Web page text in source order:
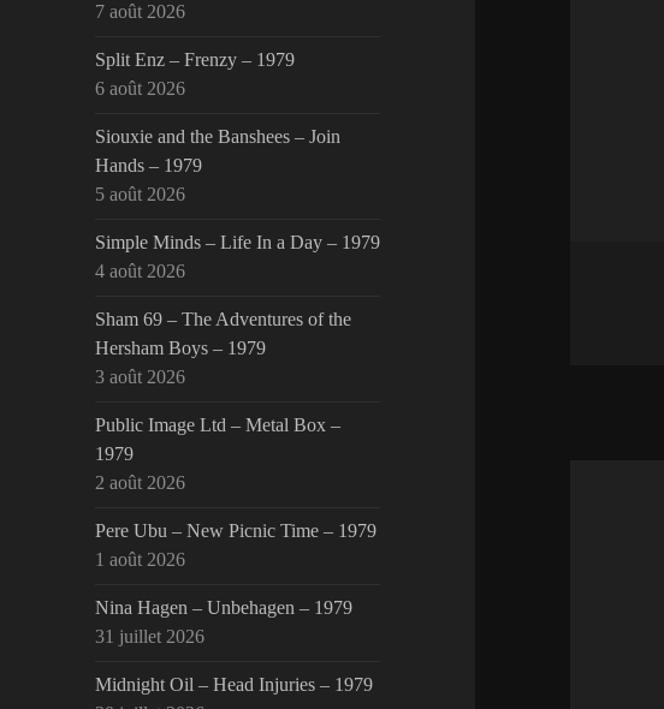
7 août 2026
Split Enz – Frenzy – 1979
6 août 2026
Siouxie and the Banshees – Join
Hands – 1979
5 août 2026
Simple Minds – Life In a Day – 1979
4 août 2026
Sham 69 – The Adventures of the
Hersham Boys – 1979
3 août 2026
Public Image Ltd – Metal Box –
1979
2 août 2026
Pere Ubu – New Picnic Time – 1979
1 août 2026
Nina Hagen – Unbehagen – 1979
31 juillet 2026
Midnight Oil – Head Injuries – 1979